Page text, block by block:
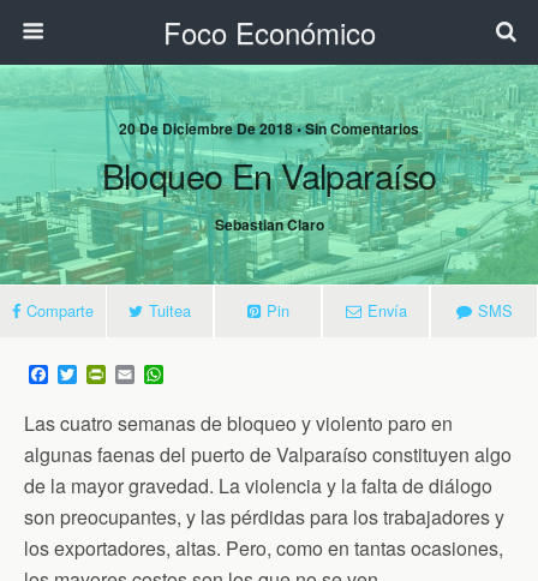
Foco Económico
20 De Diciembre De 2018 • Sin Comentarios
Bloqueo En Valparaíso
Sebastian Claro
Comparte Tuitea Pin Envía SMS
F
a
e
b
o
o
k
T
w
t
t
e
r
P
n
t
F
r
i
e
n
E
m
i
l
t
s
A
p
p
Las cuatro semanas de bloqueo y violento paro en
algunas faenas del puerto de Valparaíso constituyen algo
de la mayor gravedad. La violencia y la falta de diálogo
son preocupantes, y las pérdidas para los trabajadores y
los exportadores, altas. Pero, como en tantas ocasiones,